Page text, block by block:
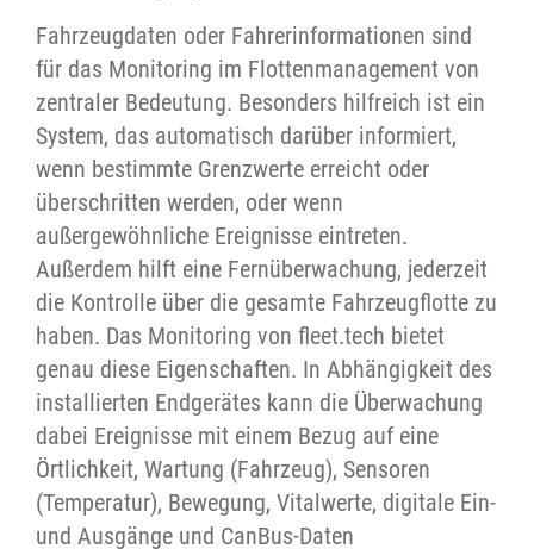
Fahrzeugdaten oder Fahrerinformationen sind
für das Monitoring im Flottenmanagement von
zentraler Bedeutung. Besonders hilfreich ist ein
System, das automatisch darüber informiert,
wenn bestimmte Grenzwerte erreicht oder
überschritten werden, oder wenn
außergewöhnliche Ereignisse eintreten.
Außerdem hilft eine Fernüberwachung, jederzeit
die Kontrolle über die gesamte Fahrzeugflotte zu
haben. Das Monitoring von fleet.tech bietet
genau diese Eigenschaften. In Abhängigkeit des
installierten Endgerätes kann die Überwachung
dabei Ereignisse mit einem Bezug auf eine
Örtlichkeit, Wartung (Fahrzeug), Sensoren
(Temperatur), Bewegung, Vitalwerte, digitale Ein-
und Ausgänge und CanBus-Daten